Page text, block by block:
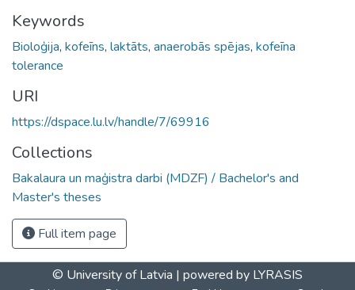
Keywords
Bioloģija, kofeīns, laktāts, anaerobās spējas, kofeīna
tolerance
URI
https://dspace.lu.lv/handle/7/69916
Collections
Bakalaura un maģistra darbi (MDZF) / Bachelor's and
Master's theses
Full item page
© University of Latvia | powered by LYRASIS